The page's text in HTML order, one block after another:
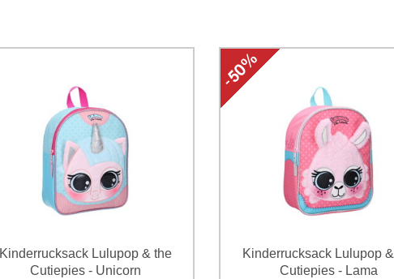
Daten zum Zwecke der
dieDatenschutzbedingungen
(Erforderlich)
(Erforderlich)
Kinderrucksack Lulupop & the
Cutiepies - Unicorn
Kinderrucksack Lulupop
Cutiepies - Lama